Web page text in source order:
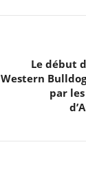
Le début
Western
par